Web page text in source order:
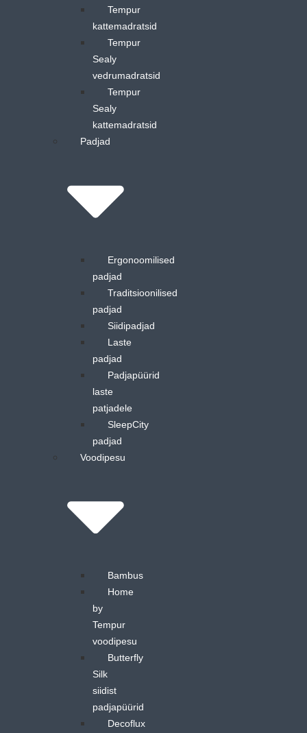
Tempur
kattemadratsid
Tempur
Sealy
vedrumadratsid
Tempur
Sealy
kattemadratsid
Padjad
Ergonoomilised
padjad
Traditsioonilised
padjad
Siidipadjad
Laste
padjad
Padjapüürid
laste
patjadele
SleepCity
padjad
Voodipesu
Bambus
Home
by
Tempur
voodipesu
Butterfly
Silk
siidist
padjapüürid
Decoflux